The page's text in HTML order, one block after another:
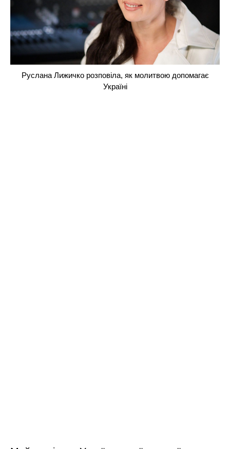
Руслана Лижичко розповіла, як молитвою допомагає
Україні